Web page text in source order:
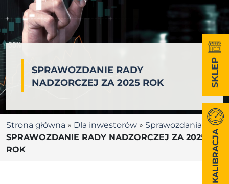
SPRAWOZDANIE RADY
NADZORCZEJ ZA 2025 ROK
Strona główna » Dla inwestorów » Sprawozdania RN»
SPRAWOZDANIE RADY NADZORCZEJ ZA 2025
ROK
KALIBRACJA